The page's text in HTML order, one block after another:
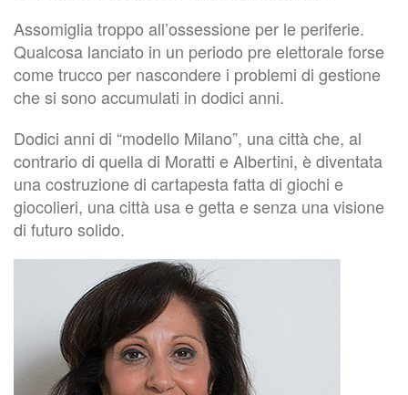
Assomiglia troppo all’ossessione per le periferie.
Qualcosa lanciato in un periodo pre elettorale forse
come trucco per nascondere i problemi di gestione
che si sono accumulati in dodici anni.
Dodici anni di “modello Milano”, una città che, al
contrario di quella di Moratti e Albertini, è diventata
una costruzione di cartapesta fatta di giochi e
giocolieri, una città usa e getta e senza una visione
di futuro solido.